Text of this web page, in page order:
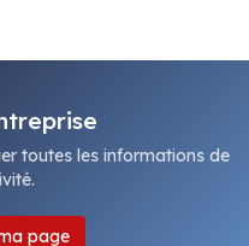
toutes les informations de
page